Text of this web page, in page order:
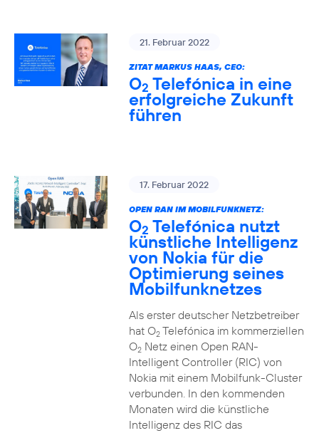
21. Februar 2022
ZITAT MARKUS HAAS, CEO:
O2 Telefónica in eine
erfolgreiche Zukunft
führen
17. Februar 2022
OPEN RAN IM MOBILFUNKNETZ:
O2 Telefónica nutzt
künstliche Intelligenz
von Nokia für die
Optimierung seines
Mobilfunknetzes
Als erster deutscher Netzbetreiber
hat O2Telefónica im kommerziellen
O2Netz einen Open RAN-
Intelligent Controller (RIC) von
Nokia mit einem Mobilfunk-Cluster
verbunden. In den kommenden
Monaten wird die künstliche
Intelligenz des RIC das